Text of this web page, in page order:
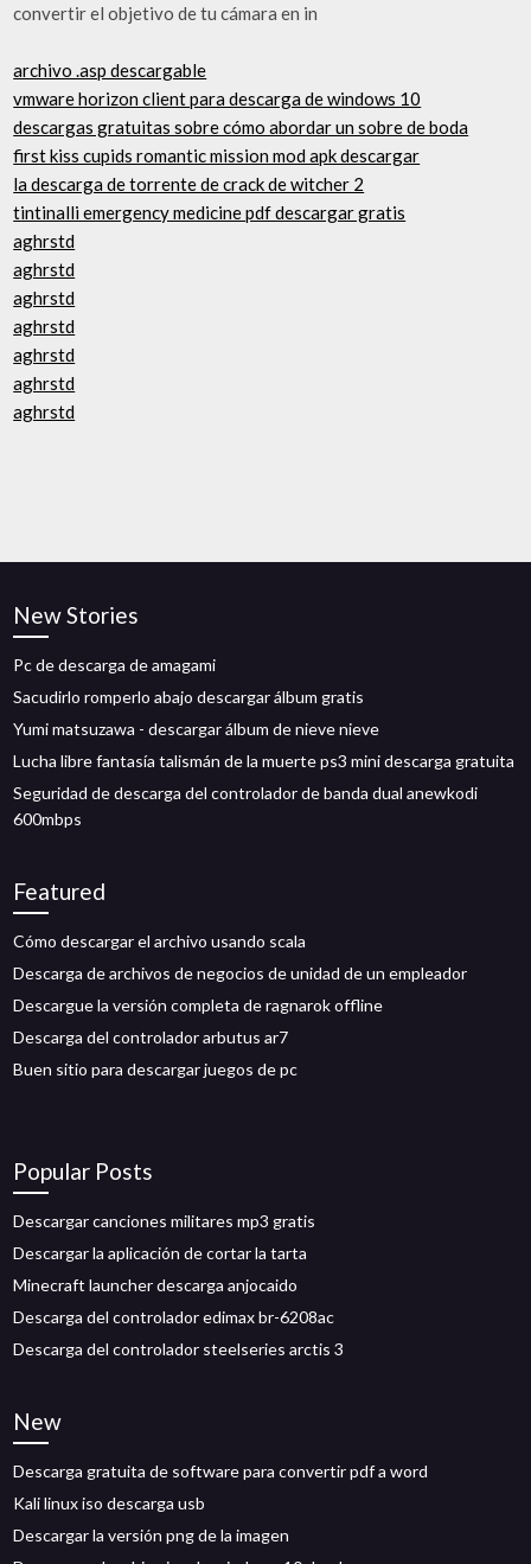
convertir el objetivo de tu cámara en in
archivo .asp descargable
vmware horizon client para descarga de windows 10
descargas gratuitas sobre cómo abordar un sobre de boda
first kiss cupids romantic mission mod apk descargar
la descarga de torrente de crack de witcher 2
tintinalli emergency medicine pdf descargar gratis
aghrstd
aghrstd
aghrstd
aghrstd
aghrstd
aghrstd
aghrstd
New Stories
Pc de descarga de amagami
Sacudirlo romperlo abajo descargar álbum gratis
Yumi matsuzawa - descargar álbum de nieve nieve
Lucha libre fantasía talismán de la muerte ps3 mini descarga gratuita
Seguridad de descarga del controlador de banda dual anewkodi
600mbps
Featured
Cómo descargar el archivo usando scala
Descarga de archivos de negocios de unidad de un empleador
Descargue la versión completa de ragnarok offline
Descarga del controlador arbutus ar7
Buen sitio para descargar juegos de pc
Popular Posts
Descargar canciones militares mp3 gratis
Descargar la aplicación de cortar la tarta
Minecraft launcher descarga anjocaido
Descarga del controlador edimax br-6208ac
Descarga del controlador steelseries arctis 3
New
Descarga gratuita de software para convertir pdf a word
Kali linux iso descarga usb
Descargar la versión png de la imagen